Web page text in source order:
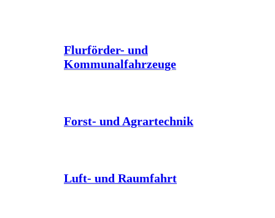
Flurförder- und
Kommunalfahrzeuge
Forst- und Agrartechnik
Luft- und Raumfahrt